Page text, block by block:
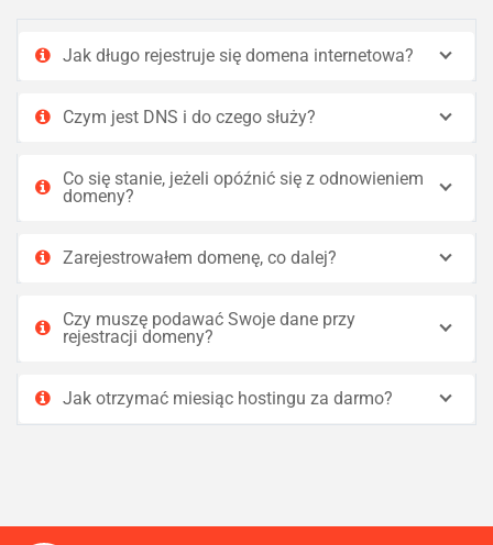
Jak długo rejestruje się domena internetowa?
Czym jest DNS i do czego służy?
Co się stanie, jeżeli opóźnić się z odnowieniem
domeny?
Zarejestrowałem domenę, co dalej?
Czy muszę podawać Swoje dane przy
rejestracji domeny?
Jak otrzymać miesiąc hostingu za darmo?